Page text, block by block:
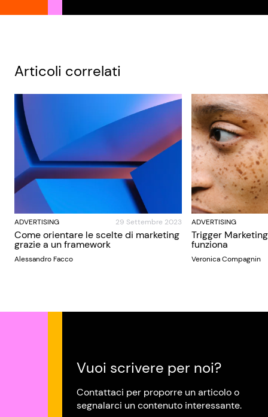
Articoli correlati
ADVERTISING 29 Settembre 2023
Come orientare le scelte di marketing
grazie a un framework
Alessandro Facco
ADVERTISING
Trigger
funziona
Veronica Compagnin
Vuoi scrivere per noi?
Contattaci per proporre un articolo o
segnalarci un contenuto interessante.